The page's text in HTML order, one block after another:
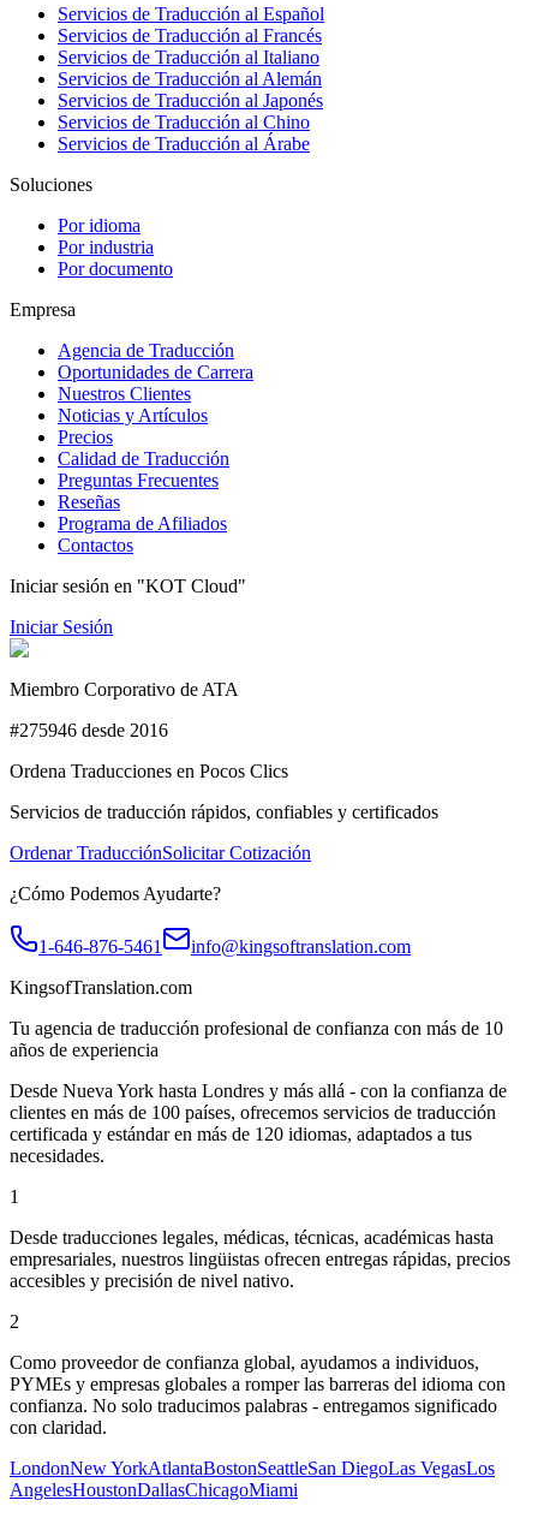
Servicios de Traducción al Español
Servicios de Traducción al Francés
Servicios de Traducción al Italiano
Servicios de Traducción al Alemán
Servicios de Traducción al Japonés
Servicios de Traducción al Chino
Servicios de Traducción al Árabe
Soluciones
Por idioma
Por industria
Por documento
Empresa
Agencia de Traducción
Oportunidades de Carrera
Nuestros Clientes
Noticias y Artículos
Precios
Calidad de Traducción
Preguntas Frecuentes
Reseñas
Programa de Afiliados
Contactos
Iniciar sesión en "KOT Cloud"
Iniciar Sesión
Miembro Corporativo de ATA
#275946 desde 2016
Ordena Traducciones en Pocos Clics
Servicios de traducción rápidos, confiables y certificados
Ordenar TraducciónSolicitar Cotización
¿Cómo Podemos Ayudarte?
1-646-876-5461
info@kingsoftranslation.com
KingsofTranslation.com
Tu agencia de traducción profesional de confianza con más de 10
años de experiencia
Desde Nueva York hasta Londres y más allá - con la confianza de
clientes en más de 100 países, ofrecemos servicios de traducción
certificada y estándar en más de 120 idiomas, adaptados a tus
necesidades.
1
Desde traducciones legales, médicas, técnicas, académicas hasta
empresariales, nuestros lingüistas ofrecen entregas rápidas, precios
accesibles y precisión de nivel nativo.
2
Como proveedor de confianza global, ayudamos a individuos,
PYMEs y empresas globales a romper las barreras del idioma con
confianza. No solo traducimos palabras - entregamos significado
con claridad.
LondonNew YorkAtlantaBostonSeattleSan DiegoLas VegasLos
AngelesHoustonDallasChicagoMiami